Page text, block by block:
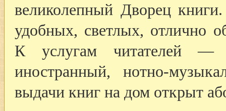
великолепный Дворец
удобных, светлых, отлично
К услугам читателей —
иностранный, нотно-
выдачи книг на дом открыт